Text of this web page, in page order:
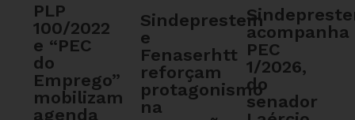
PLP
100/2022
e “PEC
do
Emprego”
mobilizam
agenda
Sindeprestem
e
Fenaserhtt
reforçam
protagonismo
na
acompanha
PEC
1/2026,
do
senador